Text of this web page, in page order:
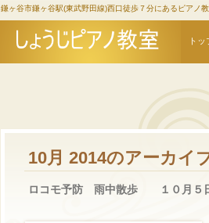
鎌ヶ谷市鎌ヶ谷駅(東武野田線)西口徒歩７分にあるピアノ
ト
10月 2014のアーカイ
ロコモ予防 雨中散歩 １０月５